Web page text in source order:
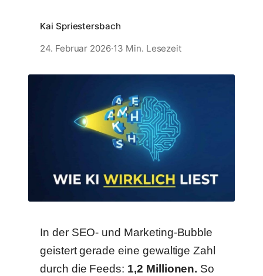
Kai Spriestersbach
24. Februar 2026·13 Min. Lesezeit
In der SEO- und Marketing-Bubble
geistert gerade eine gewaltige Zahl
durch die Feeds: 1,2 Millionen. So